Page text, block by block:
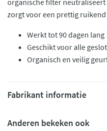
organische filter
zorgt voor een prettig
Werkt tot 90 dagen lang
Geschikt voor alle
Organisch en veilig
Fabrikant informatie
Anderen bekeken ook